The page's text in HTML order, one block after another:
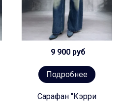
9 900 руб
Подробнее
Сарафан "Кэрри